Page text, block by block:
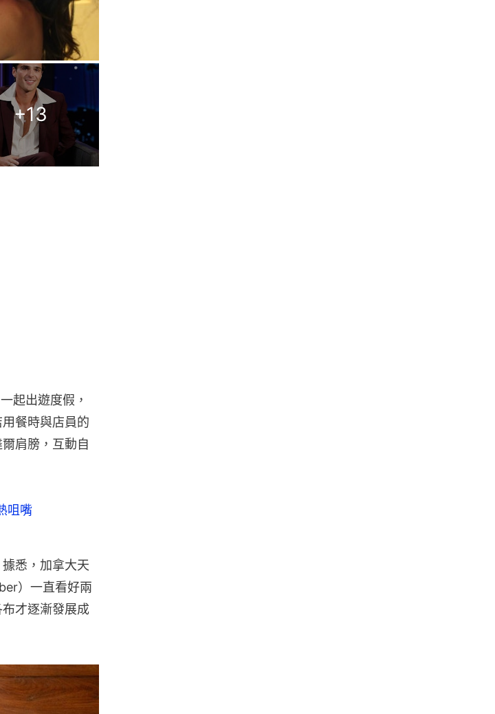
+13
起出遊度假，
餐時與店員的
肩膀，互動自
咀嘴
悉，加拿大天
）一直看好兩
才逐漸發展成